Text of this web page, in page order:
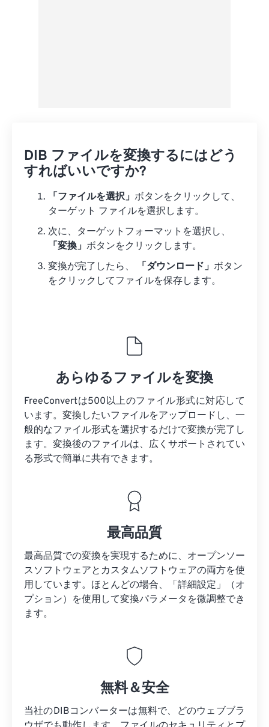
DIB ファイルを変換するにはどう
すればいいですか?
「ファイルを選択」 ボタンをクリックして、
ターゲット ファイルを選択します。
次に、ターゲットフォーマットを選択し、
「変換」 ボタンをクリックします。
変換が完了したら、
「ダウンロード」 ボタン
をクリックしてファイルを保存します。
あらゆるファイルを変換
FreeConvertは500以上のファイル形式に対応して
います。変換したいファイルをアップロードし、一
般的なファイル形式を選択するだけで変換が完了し
ます。変換後のファイルは、広くサポートされてい
る形式で簡単に共有できます。
最高品質
最高品質での変換を実現するために、オープンソー
スソフトウェアとカスタムソフトウェアの両方を使
用しています。ほとんどの場合、「詳細設定」（オ
プション）を使用して変換パラメータを微調整でき
ます。
無料＆安全
当社のDIBコンバーターは無料で、どのウェブブラ